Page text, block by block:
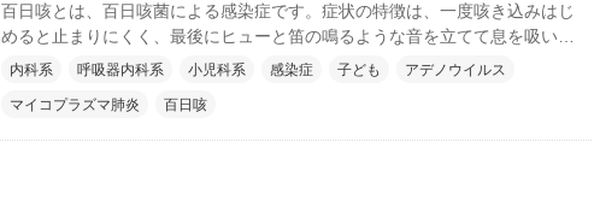
百日咳とは、百日咳菌による感染症です。症状の特徴は、一度咳き込みはじ
めると止まりにくく、最後にヒューと笛の鳴るような音を立てて息を吸い込
む咳の発作です。咳が治るまでに長い期間かかることが、百日咳という名前
児がかかると、重症化しやすく死に至る危険があるため厳重な注意が必要で
す。また、免疫は年数とともに弱まるため、大人で流行がみられることがあ
内科系 呼吸器内科系 小児科系 感染症 子ども アデノウイルス
マイコプラズマ肺炎 百日咳